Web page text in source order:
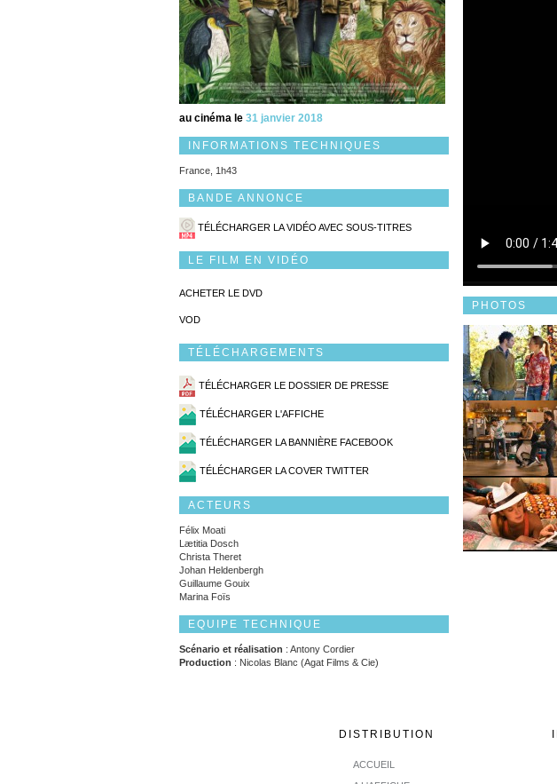
au cinéma le 31 janvier 2018
INFORMATIONS TECHNIQUES
France, 1h43
BANDE ANNONCE
TÉLÉCHARGER LA VIDÉO AVEC SOUS-TITRES
LE FILM EN VIDÉO
ACHETER LE DVD
VOD
TÉLÉCHARGEMENTS
TÉLÉCHARGER LE DOSSIER DE PRESSE
TÉLÉCHARGER L'AFFICHE
TÉLÉCHARGER LA BANNIÈRE FACEBOOK
TÉLÉCHARGER LA COVER TWITTER
ACTEURS
Félix Moati
Lætitia Dosch
Christa Theret
Johan Heldenbergh
Guillaume Gouix
Marina Foïs
EQUIPE TECHNIQUE
Scénario et réalisation : Antony Cordier
Production : Nicolas Blanc (Agat Films & Cie)
PHOTOS
DISTRIBUTION
ACCUEIL